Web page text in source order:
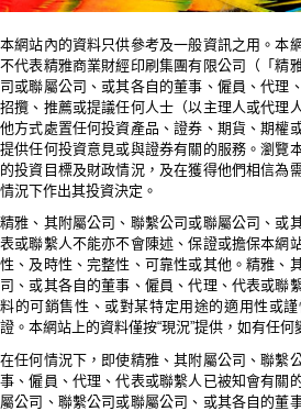
本網站內的資料只供參考及一般資訊之用。本
不代表精雅商業財經印刷集團有限公司（「精
司或聯屬公司、或其各自的董事、僱員、代理
招攬、推薦或提議任何人士（以主理人或代理
他方式處置任何投資產品、證券、期貨、期權
提供任何投資意見或與證券有關的服務。瀏覽
的投資目標及財政情況，及在獲得他們相信為
情況下作出其投資決定。
精雅、其附屬公司、聯繫公司或聯屬公司、或
表或聯繫人不能亦不會陳述、保證或擔保本網
性、及時性、完整性、可靠性或其他。精雅、
司、或其各自的董事、僱員、代理、代表或聯
料的可銷售性、或對某特定用途的適用性或
證。本網站上的資料僅按“現況”提供，如有任何
在任何情況下，即使精雅、其附屬公司、聯繫
事、僱員、代理、代表或聯繫人已被知會有關
屬公司、聯繫公司或聯屬公司、或其各自的董